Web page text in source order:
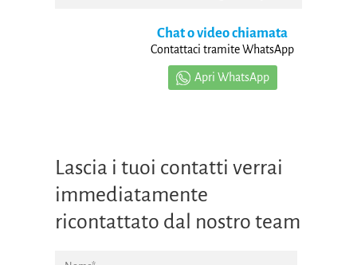
Chat o video chiamata
Contattaci tramite WhatsApp
Apri WhatsApp
Lascia i tuoi contatti verrai
immediatamente
ricontattato dal nostro team